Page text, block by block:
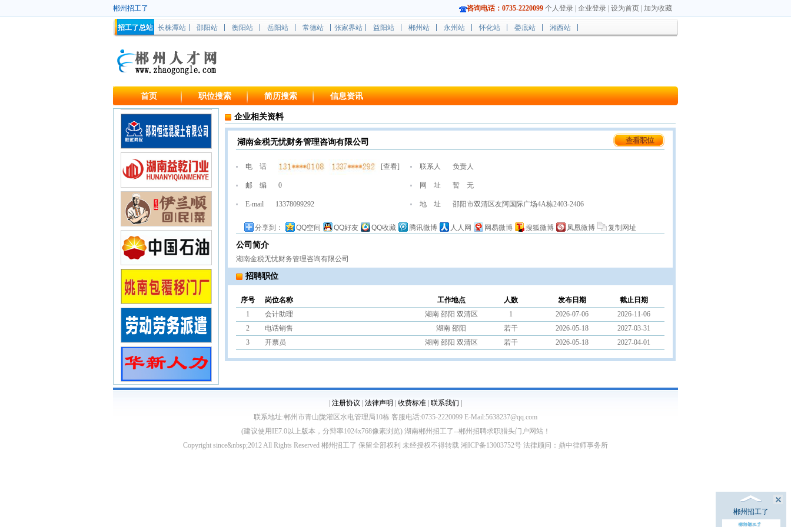
郴州招工了 咨询电话：0735-2220099 个人登录 企业登录 设为首页 加为收藏
招工了总站 长株潭站 邵阳站 衡阳站 岳阳站 常德站 张家界站 益阳站 郴州站 永州站 怀化站 娄底站 湘西站
首页 职位搜索 简历搜索 信息资讯
企业相关资料
湖南金税无忧财务管理咨询有限公司
电 话 [查看] 联系人 负责人
邮 编 0 网 址 暂 无
E-mail 13378099292 地 址 邵阳市双清区友阿国际广场4A栋2403-2406
分享到： QQ空间 QQ好友 QQ收藏 腾讯微博 人人网 网易微博 搜狐微博 凤凰微博 复制网址
公司简介
湖南金税无忧财务管理咨询有限公司
招聘职位
序号 岗位名称 工作地点 人数 发布日期
截止日期
1
会计助理 湖南 邵阳 双清区 1 2026-07-06
2026-11-06
2
电话销售 湖南 邵阳 若干 2026-05-18
2027-03-31
3
开票员 湖南 邵阳 双清区 若干 2026-05-18 2027-04-01
注册协议 法律声明 收费标准 联系我们
联系地址:郴州市青山陇灌区水电管理局10栋 客服电话:0735-2220099 E-Mail:5638237@qq.com
(建议使用IE7.0以上版本，分辩率1024x768像素浏览) 湖南郴州招工了--郴州招聘求职猎头门户网站！
Copyright since&nbsp;2012 All Rights Reserved 郴州招工了 保留全部权利 未经授权不得转载 湘ICP备13003752号 法律顾问：鼎中律师事务所
郴州招工了